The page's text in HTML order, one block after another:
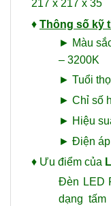
217 x 217 x 35
♦ Thông số kỹ
► Màu
– 3200K
► Tuổi
► Chỉ số
► Hiệu
► Điện
♦ Ưu điểm của
Đèn LED
dạng tấm